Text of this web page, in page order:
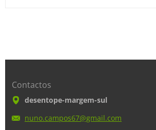
Contactos
desentope-margem-sul
nuno.campos67@gmail.com